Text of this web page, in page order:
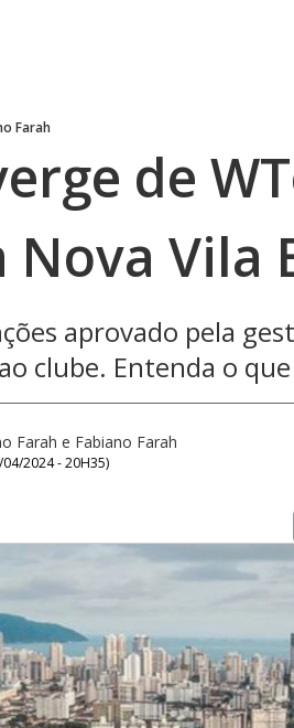
Farah
de
Nova Vila
aprovado pela
clube. Entenda o
Farah e Fabiano Farah
04/2024 - 20H35)